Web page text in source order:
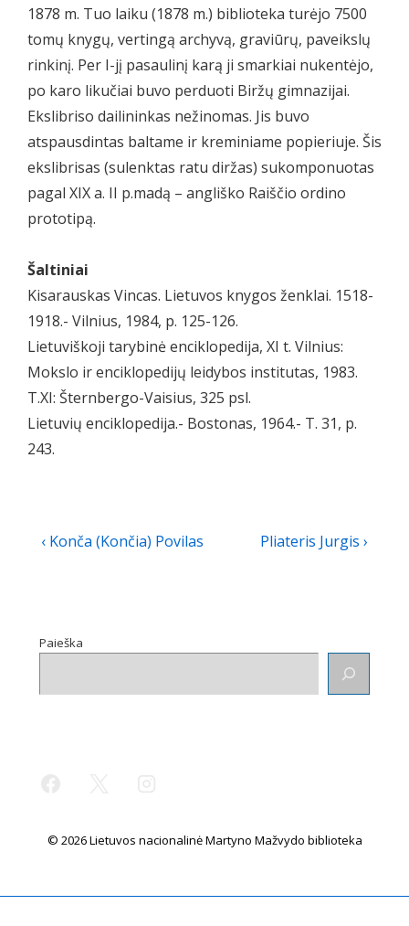
1878 m. Tuo laiku (1878 m.) biblioteka turėjo 7500
tomų knygų, vertingą archyvą, graviūrų, paveikslų
rinkinį. Per I-jį pasaulinį karą ji smarkiai nukentėjo,
po karo likučiai buvo perduoti Biržų gimnazijai.
Ekslibriso dailininkas nežinomas. Jis buvo
atspausdintas baltame ir kreminiame popieriuje. Šis
ekslibrisas (sulenktas ratu diržas) sukomponuotas
pagal XIX a. II p.madą – angliško Raiščio ordino
prototipą.
Šaltiniai
Kisarauskas Vincas. Lietuvos knygos ženklai. 1518-
1918.- Vilnius, 1984, p. 125-126.
Lietuviškoji tarybinė enciklopedija, XI t. Vilnius:
Mokslo ir enciklopedijų leidybos institutas, 1983.
T.XI: Šternbergo-Vaisius, 325 psl.
Lietuvių enciklopedija.- Bostonas, 1964.- T. 31, p.
243.
Navigacija
Previous
‹ Konča (Končia) Povilas
Next
Pliateris Jurgis ›
Paieška
© 2026 Lietuvos nacionalinė Martyno Mažvydo biblioteka